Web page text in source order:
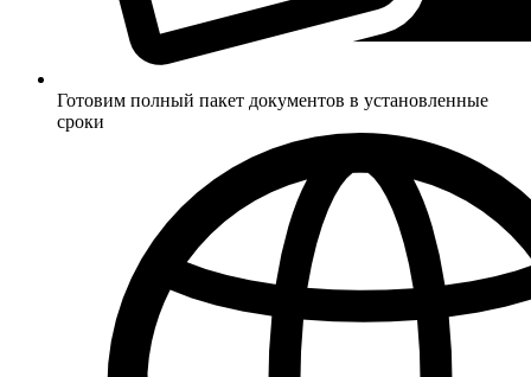
Готовим полный пакет документов в установленные
сроки